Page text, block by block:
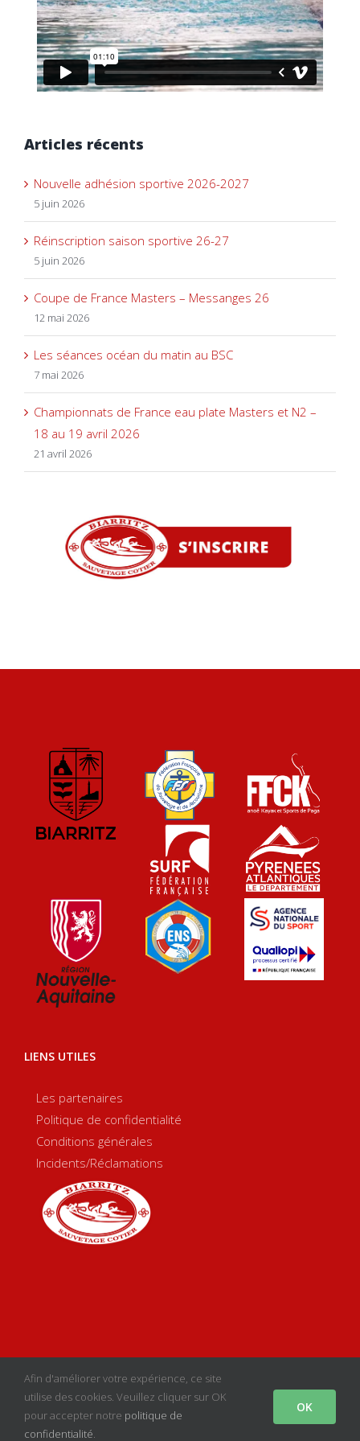
Articles récents
Nouvelle adhésion sportive 2026-2027
5 juin 2026
Réinscription saison sportive 26-27
5 juin 2026
Coupe de France Masters – Messanges 26
12 mai 2026
Les séances océan du matin au BSC
7 mai 2026
Championnats de France eau plate Masters et N2 –
18 au 19 avril 2026
21 avril 2026
LIENS UTILES
Les partenaires
Politique de confidentialité
Conditions générales
Incidents/Réclamations
Mentions Légales
facebookinstagram
Afin d'améliorer votre expérience, ce site
utilise des cookies. Veuillez cliquer sur OK
pour accepter notre politique de
confidentialité.
OK